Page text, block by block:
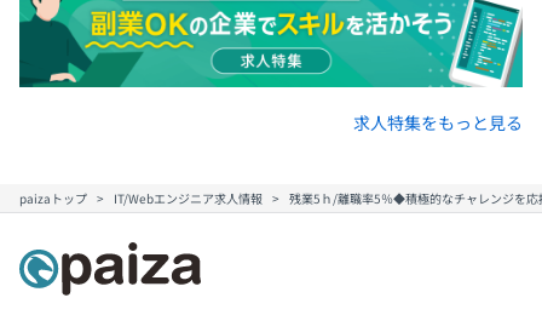
求人特集をもっと見る
paizaトップ IT/Webエンジニア求人情報 残業5ｈ/離職率5％◆積極的なチャレンジを